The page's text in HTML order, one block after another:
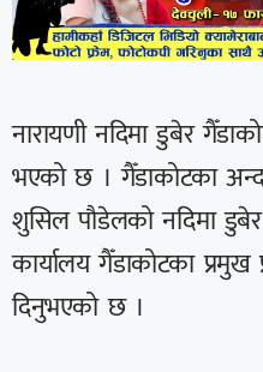
नारायणी नदिमा डुबेर
भएको छ । गैँडाकोटका
शुसिल पौडेलको नदिमा
कार्यालय गैँडाकोटका प्रमुख
दिनुभएको छ ।